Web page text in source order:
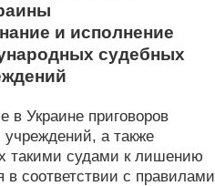
и исполнение
судебных
в Украине приговоров
а также
такими судами к лишению
соответствии с правилами